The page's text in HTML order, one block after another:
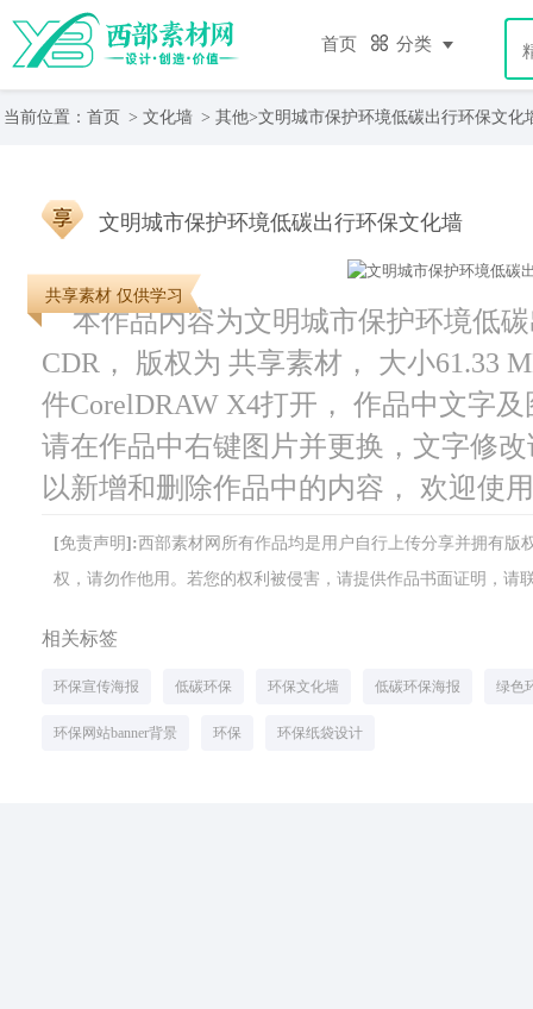
首页 分类
当前位置： 首页 > 文化墙 > 其他>文明城市保护环境低碳出行环保文化
文明城市保护环境低碳出行环保文化墙
共享素材 仅供学习
本作品内容为文明城市保护环境低
CDR， 版权为 共享素材， 大小61.33
件CorelDRAW X4打开， 作品中文字
请在作品中右键图片并更换，文字修
以新增和删除作品中的内容， 欢迎使
[免责声明]:西部素材网所有作品均是用户自行上传分享并拥有
权，请勿作他用。若您的权利被侵害，请提供作品书面证明，请
相关标签
环保宣传海报 低碳环保 环保文化墙 低碳环保海报 绿色
环保网站banner背景 环保 环保纸袋设计